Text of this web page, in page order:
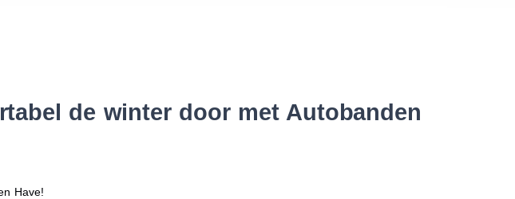
de winter door met Autobanden
Have!